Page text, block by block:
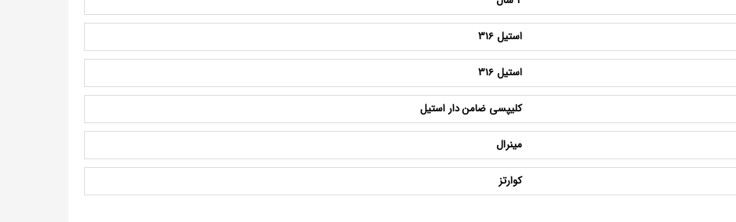
استیل 316
استیل 316
کلیپسی ضامن دار استیل
مینرال
کوارتز